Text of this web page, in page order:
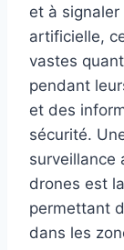
et à
artificielle,
vastes
pendant
et des
sécurité.
surveillance
drones est
permettant
dans les